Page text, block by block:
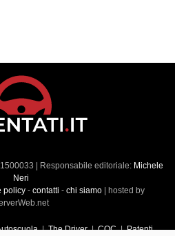
| Responsabile editoriale: Michele
Neri
policy- contatti - chi siamo| hosted by
|The Driver|CQC|Patenti